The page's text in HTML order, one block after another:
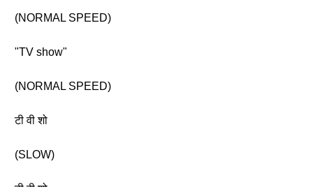
(NORMAL SPEED)
"TV show"
(NORMAL SPEED)
टी वी शो
(SLOW)